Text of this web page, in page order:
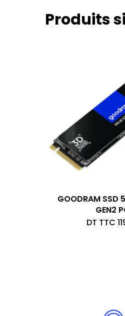
Produits
GOODRAM SSD
GEN2
DT TTC